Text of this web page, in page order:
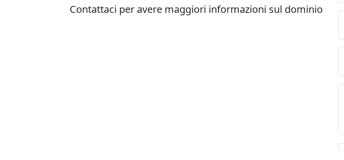
Contattaci per avere maggiori informazioni sul dominio